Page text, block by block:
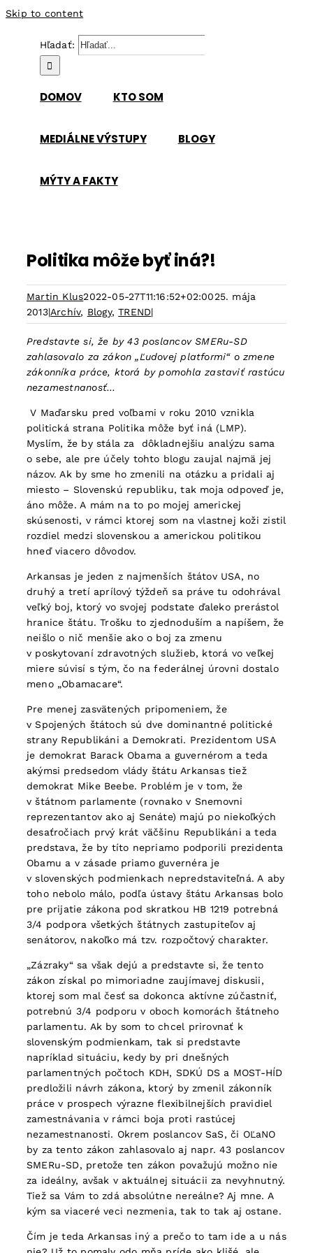
Skip to content
Hľadať:
DOMOV KTO SOM
MEDIÁLNE VÝSTUPY BLOGY
MÝTY A FAKTY
Politika môže byť iná?!
Martin Klus2022-05-27T11:16:52+02:0025. mája
2013|Archív, Blogy,TREND|
Predstavte si, že by 43 poslancov SMERu-SD
zahlasovalo za zákon „Ľudovej platformi“ o zmene
zákonníka práce, ktorá by pomohla zastaviť rastúcu
nezamestnanosť…
V Maďarsku pred voľbami v roku 2010 vznikla
politická strana Politika môže byť iná (LMP).
Myslím, že by stála za dôkladnejšiu analýzu sama
o sebe, ale pre účely tohto blogu zaujal najmä jej
názov. Ak by sme ho zmenili na otázku a pridali aj
miesto – Slovenskú republiku, tak moja odpoveď je,
áno môže. A mám na to po mojej americkej
skúsenosti, v rámci ktorej som na vlastnej koži zistil
rozdiel medzi slovenskou a americkou politikou
hneď viacero dôvodov.
Arkansas je jeden z najmenších štátov USA, no
druhý a tretí aprílový týždeň sa práve tu odohrával
veľký boj, ktorý vo svojej podstate ďaleko prerástol
hranice štátu. Trošku to zjednoduším a napíšem, že
neišlo o nič menšie ako o boj za zmenu
v poskytovaní zdravotných služieb, ktorá vo veľkej
miere súvisí s tým, čo na federálnej úrovni dostalo
meno „Obamacare“.
Pre menej zasvätených pripomeniem, že
v Spojených štátoch sú dve dominantné politické
strany Republikáni a Demokrati. Prezidentom USA
je demokrat Barack Obama a guvernérom a teda
akýmsi predsedom vlády štátu Arkansas tiež
demokrat Mike Beebe. Problém je v tom, že
v štátnom parlamente (rovnako v Snemovni
reprezentantov ako aj Senáte) majú po niekoľkých
desaťročiach prvý krát väčšinu Republikáni a teda
predstava, že by títo nepriamo podporili prezidenta
Obamu a v zásade priamo guvernéra je
v slovenských podmienkach nepredstaviteľná. A aby
toho nebolo málo, podľa ústavy štátu Arkansas bolo
pre prijatie zákona pod skratkou HB 1219 potrebná
3/4 podpora všetkých štátnych zastupiteľov aj
senátorov, nakoľko má tzv. rozpočtový charakter.
„Zázraky“ sa však dejú a predstavte si, že tento
zákon získal po mimoriadne zaujímavej diskusii,
ktorej som mal česť sa dokonca aktívne zúčastniť,
potrebnú 3/4 podporu v oboch komorách štátneho
parlamentu. Ak by som to chcel prirovnať k
slovenským podmienkam, tak si predstavte
napríklad situáciu, kedy by pri dnešných
parlamentných počtoch KDH, SDKÚ DS a MOST-HÍD
predložili návrh zákona, ktorý by zmenil zákonník
práce v prospech výrazne flexibilnejších pravidiel
zamestnávania v rámci boja proti rastúcej
nezamestnanosti. Okrem poslancov SaS, či OĽaNO
by za tento zákon zahlasovalo aj napr. 43 poslancov
SMERu-SD, pretože ten zákon považujú možno nie
za ideálny, avšak v aktuálnej situácii za nevyhnutný.
Tiež sa Vám to zdá absolútne nereálne? Aj mne. A
kým sa viaceré veci nezmenia, tak to tak aj ostane.
Čím je teda Arkansas iný a prečo to tam ide a u nás